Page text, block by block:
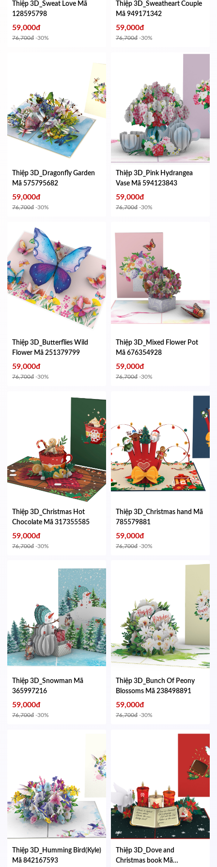
Thiệp 3D_Sweat Love Mã
128595798
59,000đ
76,700đ -30%
Thiệp 3D_Sweatheart Couple
Mã 949171342
59,000đ
76,700đ -30%
Thiệp 3D_Dragonfly Garden
Mã 575795682
59,000đ
76,700đ -30%
Thiệp 3D_Pink Hydrangea
Vase Mã 594123843
59,000đ
76,700đ -30%
Thiệp 3D_Butterflies Wild
Flower Mã 251379799
59,000đ
76,700đ -30%
Thiệp 3D_Mixed Flower Pot
Mã 676354928
59,000đ
76,700đ -30%
Thiệp 3D_Christmas Hot
Chocolate Mã 317355585
59,000đ
76,700đ -30%
Thiệp 3D_Christmas hand Mã
785579881
59,000đ
76,700đ -30%
Thiệp 3D_Snowman Mã
365997216
59,000đ
76,700đ -30%
Thiệp 3D_Bunch Of Peony
Blossoms Mã 238498891
59,000đ
76,700đ -30%
Thiệp 3D_Humming Bird(Kyle)
Mã 842167593
Thiệp 3D_Dove and
Christmas book Mã